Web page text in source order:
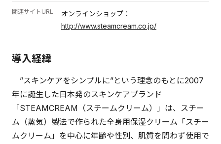
関連サイトURL
オンラインショップ：
http://www.steamcream.co.jp/
導入経緯
”スキンケアをシンプルに”という理念のもとに2007
年に誕生した日本発のスキンケアブランド
「STEAMCREAM（スチームクリーム）」は、スチー
ム（蒸気）製法で作られた全身用保湿クリーム「スチー
ムクリーム」を中心に年齢や性別、肌質を問わず使用で